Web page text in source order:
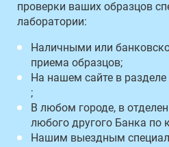
проверки ваших образцов
лаборатории:
Наличными или
приема образцов;
На нашем сайте в разделе
;
В любом городе, в
любого другого Банка по
Нашим выездным